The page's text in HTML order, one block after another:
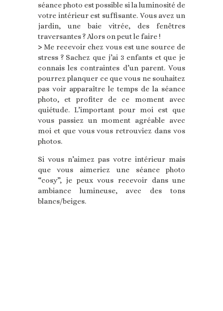
séance photo est possible si la luminosité de
votre intérieur est suffisante. Vous avez un
jardin, une baie vitrée, des fenêtres
traversantes ? Alors on peut le faire !
>Me recevoir chez vous est une source de
stress ? Sachez que j’ai 3 enfants et que je
connais les contraintes d’un parent. Vous
pourrez planquer ce que vous ne souhaitez
pas voir apparaître le temps de la séance
photo, et profiter de ce moment avec
quiétude. L’important pour moi est que
vous passiez un moment agréable avec
moi et que vous vous retrouviez dans vos
photos.
Si vous n’aimez pas votre intérieur mais
que vous aimeriez une séance photo
“cosy”, je peux vous recevoir dans une
ambiance lumineuse, avec des tons
blancs/beiges.